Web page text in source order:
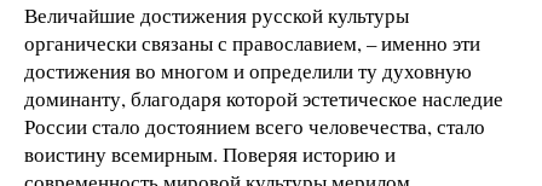
Величайшие достижения русской культуры
органически связаны с православием, – именно эти
достижения во многом и определили ту духовную
доминанту, благодаря которой эстетическое наследие
России стало достоянием всего человечества, стало
воистину всемирным. Поверяя историю и